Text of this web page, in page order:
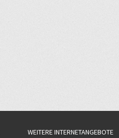
WEITERE INTERNETANGEBOTE